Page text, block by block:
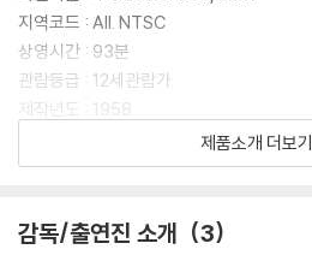
지역코드 : All. NTSC
상영시간 : 93분
관람등급 : 12세관람가
제작년도 : 1958
줄거리
제품소개 더보기
감독/출연진 소개 3